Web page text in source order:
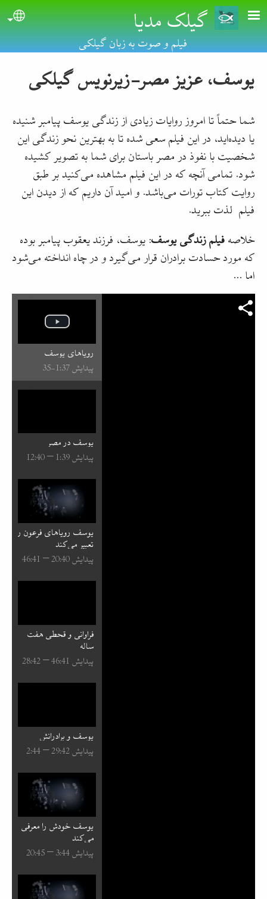
Skip to main contentگیلک مدیا
فیلم و صوت به زبان گیلکی
یوسف، عزیز مصر-زیرنویس گیلکی
شما حتماً تا امروز روایات زیادی از زندگی یوسف پیامبر شنیده
یا دیده‌اید، در این فیلم سعی شده تا به بهترین نحو زندگی این
شخصیت با نفوذ در مصر باستان برای شما به تصویر کشیده
شود. تمامی آنچه که در این فیلم مشا‌هده می‌کنید بر طبق
ر‌وایت کتاب تورات می‌باشد. و امید آن دار‌یم که از دیدن این
فیلم لذت ببرید.
خلاصهفیلم زندگی یوسف: یوسف، فرزند یعقوب پیامبر بوده
که مورد حسادت برادران قرار می‌گیرد و در چاه انداخته می‌شود
اما ...
رویاهای یوسف
پیدایش 37:⁧1⁩-35
یوسف در مصر
پیدایش 39:⁧1⁩ – 40:⁧12⁩
یوسف رویاهای فرعون را
تعبیر می‌کند
پیدایش 40:⁧20⁩ – 41:⁧46⁩
فراوانی و قحطی هفت
ساله
پیدایش 41:⁧46⁩ – 42:⁧28⁩
یوسف و برادرانش
پیدایش 42:⁧29⁩ – 44:⁧2⁩
یوسف خودش را معرفی
می‌کند
پیدایش 44:⁧3⁩ – 45:⁧20⁩